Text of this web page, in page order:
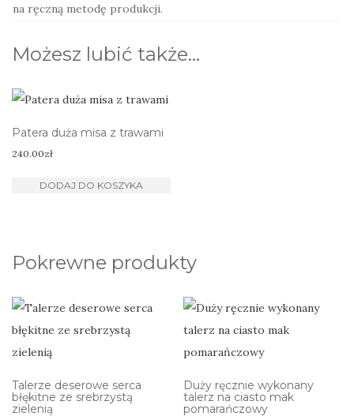
na ręczną metodę produkcji.
Możesz lubić także…
Patera duża misa z trawami
240.00zł
DODAJ DO KOSZYKA
Pokrewne produkty
Talerze deserowe serca
błękitne ze srebrzystą
zielenią
Duży ręcznie wykonany
talerz na ciasto mak
pomarańczowy